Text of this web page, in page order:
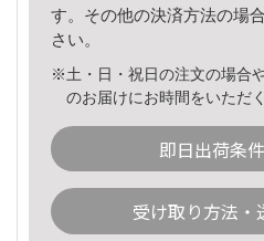
す。その他の決済方法の場
さい。
※土・日・祝日の注文の場合
のお届けにお時間をいただ
即日出荷条
受け取り方法・